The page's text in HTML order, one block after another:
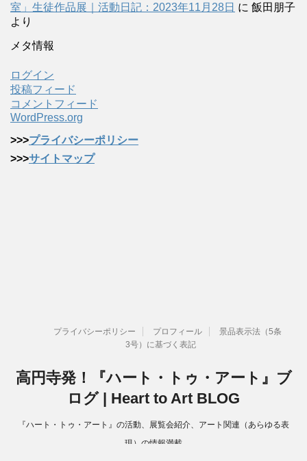
室」生徒作品展｜活動日記：2023年11月28日 に 飯田朋子
より
メタ情報
ログイン
投稿フィード
コメントフィード
WordPress.org
>>>プライバシーポリシー
>>>サイトマップ
プライバシーポリシー プロフィール
景品表示法（5条
3号）に基づく表記
高円寺発！『ハート・トゥ・アート』ブ
ログ | Heart to Art BLOG
『ハート・トゥ・アート』の活動、展覧会紹介、アート関連（あらゆる表
現）の情報満載